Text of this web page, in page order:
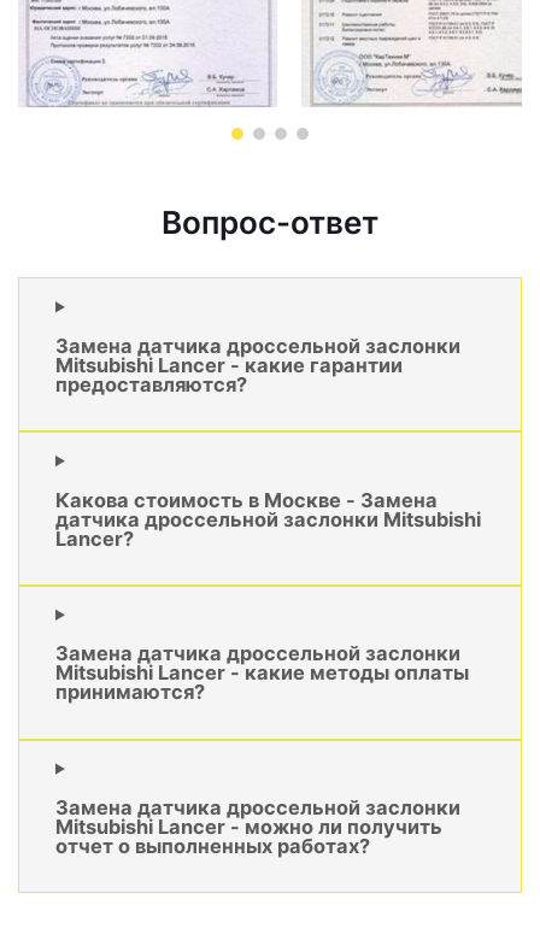
Вопрос-ответ
Замена датчика дроссельной заслонки
Mitsubishi Lancer - какие гарантии
предоставляются?
Какова стоимость в Москве - Замена
датчика дроссельной заслонки Mitsubishi
Lancer?
Замена датчика дроссельной заслонки
Mitsubishi Lancer - какие методы оплаты
принимаются?
Замена датчика дроссельной заслонки
Mitsubishi Lancer - можно ли получить
отчет о выполненных работах?